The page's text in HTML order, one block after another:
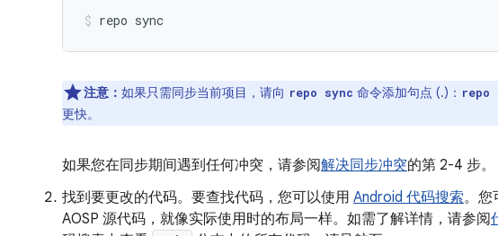
repo sync
注意： 如果只需同步当前项目，请向 repo sync 命令添加句点 (.)： repo
更快。
如果您在同步期间遇到任何冲突，请参阅解决同步冲突的第 2-4 步。
找到要更改的代码。要查找代码，您可以使用 Android 代码搜索。您
AOSP 源代码，就像实际使用时的布局一样。如需了解详情，请参阅